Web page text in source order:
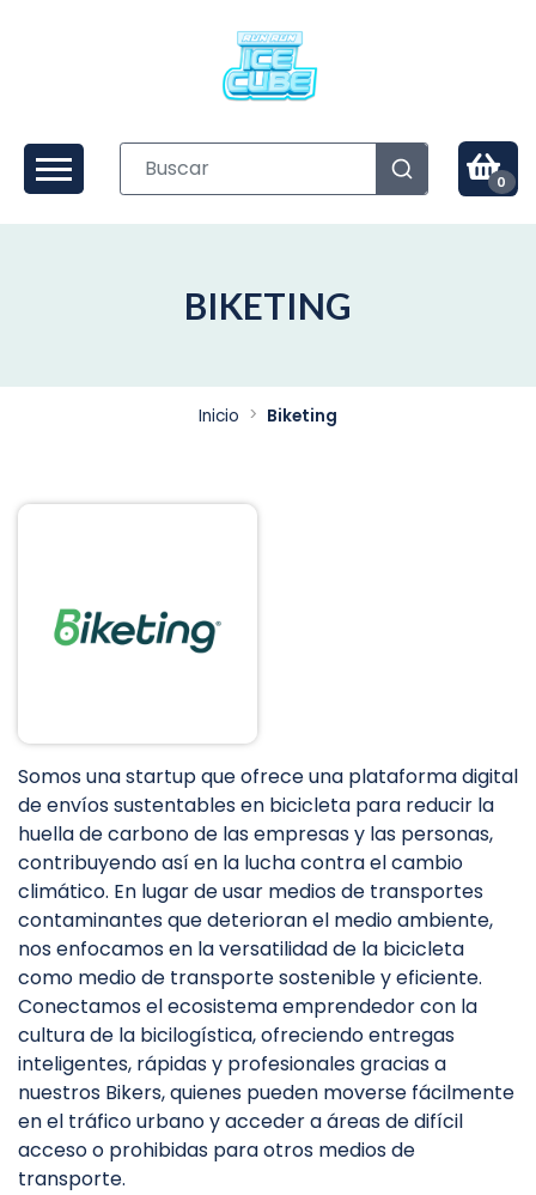
0
BIKETING
Inicio Biketing
Somos una startup que ofrece una plataforma digital
de envíos sustentables en bicicleta para reducir la
huella de carbono de las empresas y las personas,
contribuyendo así en la lucha contra el cambio
climático. En lugar de usar medios de transportes
contaminantes que deterioran el medio ambiente,
nos enfocamos en la versatilidad de la bicicleta
como medio de transporte sostenible y eficiente.
Conectamos el ecosistema emprendedor con la
cultura de la bicilogística, ofreciendo entregas
inteligentes, rápidas y profesionales gracias a
nuestros Bikers, quienes pueden moverse fácilmente
en el tráfico urbano y acceder a áreas de difícil
acceso o prohibidas para otros medios de
transporte.